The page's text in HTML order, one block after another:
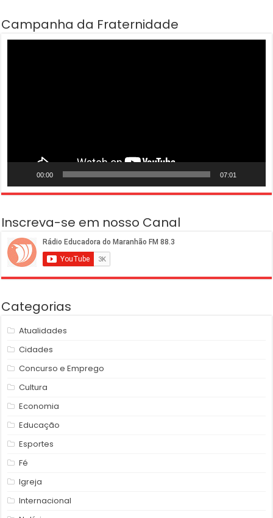
Campanha da Fraternidade
00:00 07:01
Inscreva-se em nosso Canal
Categorias
Atualidades
Cidades
Concurso e Emprego
Cultura
Economia
Educação
Esportes
Fé
Igreja
Internacional